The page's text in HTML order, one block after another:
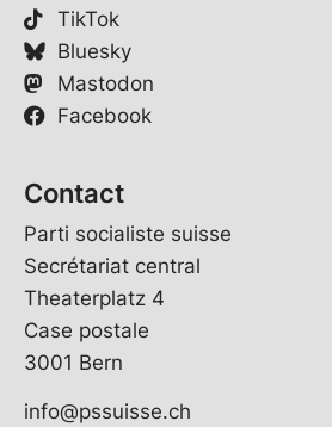
TikTok
Bluesky
Mastodon
Facebook
Contact
Parti socialiste suisse
Secrétariat central
Theaterplatz 4
Case postale
3001 Bern
info@pssuisse.ch